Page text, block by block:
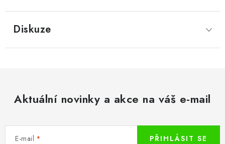
Diskuze
Aktuální novinky a akce na váš e-mail
E-mail PŘIHLÁSIT SE